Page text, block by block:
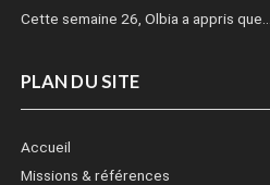
Cette semaine 26, Olbia a appris que…
PLAN DU SITE
Accueil
Missions & références